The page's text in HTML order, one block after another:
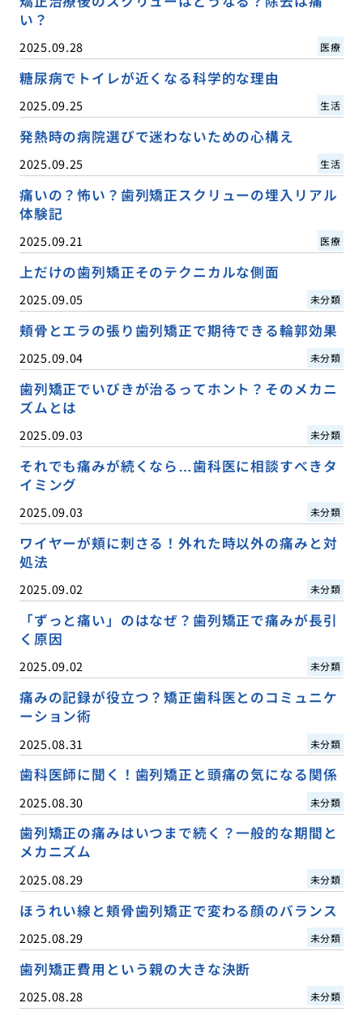
い？
2025.09.28 医療
糖尿病でトイレが近くなる科学的な理由
2025.09.25 生活
発熱時の病院選びで迷わないための心構え
2025.09.25 生活
痛いの？怖い？歯列矯正スクリューの埋入リアル
体験記
2025.09.21 医療
上だけの歯列矯正そのテクニカルな側面
2025.09.05 未分類
頬骨とエラの張り歯列矯正で期待できる輪郭効果
2025.09.04 未分類
歯列矯正でいびきが治るってホント？そのメカニ
ズムとは
2025.09.03 未分類
それでも痛みが続くなら…歯科医に相談すべきタ
イミング
2025.09.03 未分類
ワイヤーが頬に刺さる！外れた時以外の痛みと対
処法
2025.09.02 未分類
「ずっと痛い」のはなぜ？歯列矯正で痛みが長引
く原因
2025.09.02 未分類
痛みの記録が役立つ？矯正歯科医とのコミュニケ
ーション術
2025.08.31 未分類
歯科医師に聞く！歯列矯正と頭痛の気になる関係
2025.08.30 未分類
歯列矯正の痛みはいつまで続く？一般的な期間と
メカニズム
2025.08.29 未分類
ほうれい線と頬骨歯列矯正で変わる顔のバランス
2025.08.29 未分類
歯列矯正費用という親の大きな決断
2025.08.28 未分類